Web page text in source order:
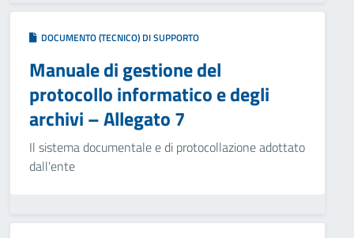
DOCUMENTO (TECNICO) DI SUPPORTO
Manuale di gestione del
protocollo informatico e degli
archivi – Allegato 7
Il sistema documentale e di protocollazione adottato
dall'ente